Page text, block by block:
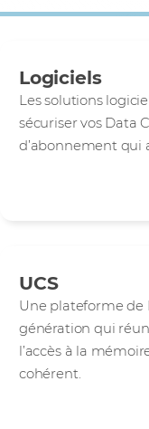
Logiciels
Les solutions
sécuriser vos Data
d’abonnement qui
UCS
Une plateforme de
génération qui
l’accès à la
cohérent.